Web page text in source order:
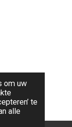
om uw
te
alle